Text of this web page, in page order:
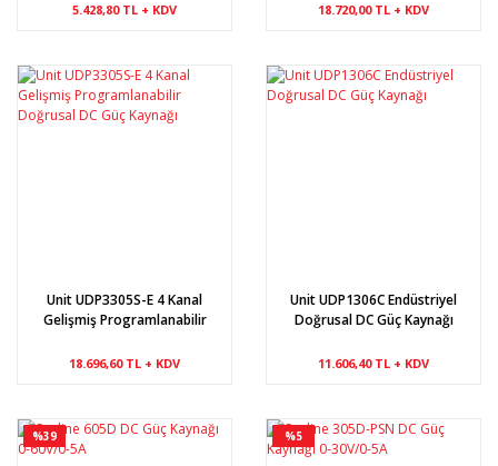
5.428,80 TL + KDV 18.720,00 TL + KDV
Unit UDP3305S-E 4 Kanal
Gelişmiş Programlanabilir
18.696,60 TL + KDV
Unit UDP1306C Endüstriyel
Doğrusal DC Güç Kaynağı
11.606,40 TL + KDV
%39 %5